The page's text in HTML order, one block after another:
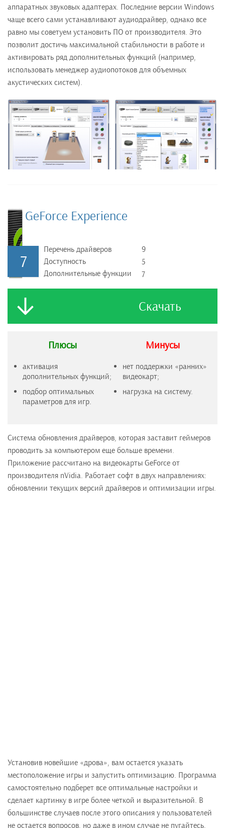
аппаратных звуковых адаптерах. Последние версии Windows
чаще всего сами устанавливают аудиодрайвер, однако все
равно мы советуем установить ПО от производителя. Это
позволит достичь максимальной стабильности в работе и
активировать ряд дополнительных функций (например,
использовать менеджер аудиопотоков для объемных
акустических систем).
GeForce Experience
7
Перечень драйверов
Доступность
Дополнительные функции
9
5
7
Скачать
Плюсы
активация
дополнительных функций;
подбор оптимальных
параметров для игр.
Минусы
нет поддержки «ранних»
видеокарт;
нагрузка на систему.
Система обновления драйверов, которая заставит геймеров
проводить за компьютером еще больше времени.
Приложение рассчитано на видеокарты GeForce от
производителя nVidia. Работает софт в двух направлениях:
обновлении текущих версий драйверов и оптимизации игры.
Установив новейшие «дрова», вам остается указать
местоположение игры и запустить оптимизацию. Программа
самостоятельно подберет все оптимальные настройки и
сделает картинку в игре более четкой и выразительной. В
большинстве случаев после этого описания у пользователей
не остается вопросов, но даже в ином случае не пугайтесь,